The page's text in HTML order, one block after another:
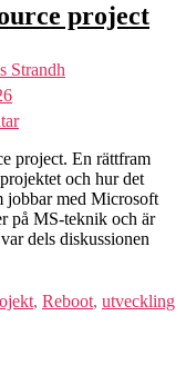
project
Strandh
till
Reboot
#Start
an
open
source
project
project. En rättfram
och hur det
jobbar med Microsoft
på MS-teknik och är
dels diskussionen
, Reboot, utveckling